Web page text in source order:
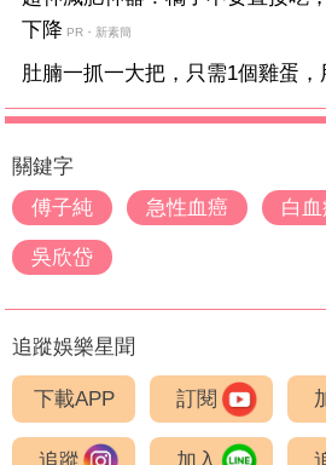
下降 PR・新素簡
肚腩一抓一大把，只需1個雞蛋，
關鍵字
傅子純
急性血癌 白血
吳欣岱
追蹤娛樂星聞
下載APP 訂閱